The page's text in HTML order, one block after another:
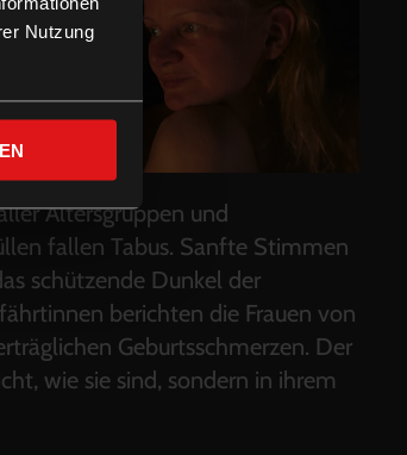
Nutzung
Altersgruppen und
fallen Tabus. Sanfte Stimmen
schützende Dunkel der
berichten die Frauen von
Geburtsschmerzen. Der
wie sie sind, sondern in ihrem